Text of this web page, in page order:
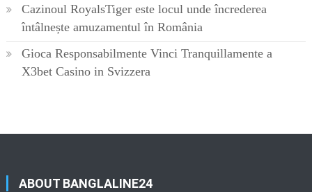
Cazinoul RoyalsTiger este locul unde încrederea
întâlnește amuzamentul în România
Gioca Responsabilmente Vinci Tranquillamente a
X3bet Casino in Svizzera
ABOUT BANGLALINE24